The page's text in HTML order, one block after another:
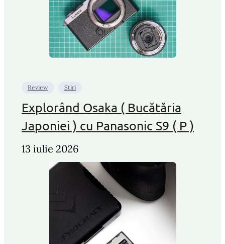
Review Stiri
Explorând Osaka ( Bucătăria
Japoniei ) cu Panasonic S9 ( P )
13 iulie 2026